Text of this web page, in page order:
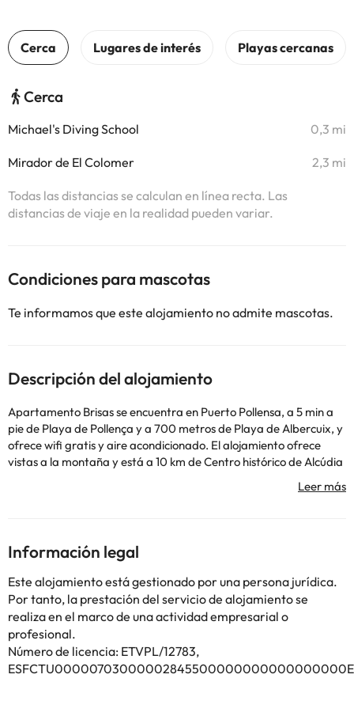
Cerca
Michael's Diving School 0,3 mi
Mirador de El Colomer 2,3 mi
Todas las distancias se calculan en línea recta. Las
distancias de viaje en la realidad pueden variar.
Condiciones para mascotas
Te informamos que este alojamiento no admite mascotas.
Descripción del alojamiento
Apartamento Brisas se encuentra en Puerto Pollensa, a 5 min a
pie de Playa de Pollença y a 700 metros de Playa de Albercuix, y
ofrece wifi gratis y aire acondicionado. El alojamiento ofrece
vistas a la montaña y está a 10 km de Centro histórico de Alcúdia
y a 18 km de Parque Natural de la Albufera de Mallorca. El
apartamento tiene 3 dormitorios, 2 baños, ropa de cama,
alojamiento, y Monasterio de Lluc está a 26 km. El aeropuerto
más cercano (Aeropuerto de Palma de Mallorca - Son Sant Joan)
está a 68 km.
En este alojamiento no se pueden celebrar despedidas de soltero
o soltera ni fiestas similares. Informa a con antelación de tu hora
prevista de llegada. Para ello, puedes utilizar el apartado de
peticiones especiales al hacer la reserva o ponerte en contacto
directamente con el alojamiento. Los datos de contacto
aparecen en la confirmación de la reserva.
Información legal
Este alojamiento está gestionado por una persona jurídica.
Por tanto, la prestación del servicio de alojamiento se
realiza en el marco de una actividad empresarial o
profesional.
Número de licencia: ETVPL/12783,